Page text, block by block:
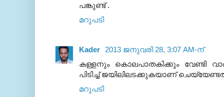
പങ്കുണ്ട് .
മറുപടി
Kader 2013 ജനുവരി 28, 3:07 AM-ന്
കള്ളനും കൊലപാതകിക്കും വേണ്ടി
പിടിച്ച് ജയിലിലടക്കുകയാണ്
മറുപടി